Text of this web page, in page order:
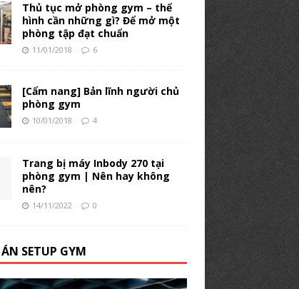
Thủ tục mở phòng gym – thể
hình cần những gì? Để mở một
phòng tập đạt chuẩn
11/01/2018 6
[Cẩm nang] Bản lĩnh người chủ
phòng gym
10/01/2018 4
Trang bị máy Inbody 270 tại
phòng gym | Nên hay không
nên?
14/11/2022 0
SETUP GYM